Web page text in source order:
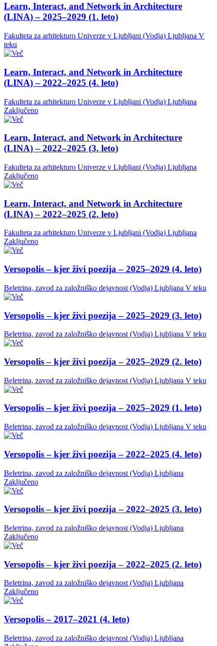
Learn, Interact, and Network in Architecture
(LINA) – 2025–2029 (1. leto)
Fakulteta za arhitekturo Univerze v Ljubljani (Vodja) Ljubljana V
teku
Learn, Interact, and Network in Architecture
(LINA) – 2022–2025 (4. leto)
Fakulteta za arhitekturo Univerze v Ljubljani (Vodja) Ljubljana
Zaključeno
Learn, Interact, and Network in Architecture
(LINA) – 2022–2025 (3. leto)
Fakulteta za arhitekturo Univerze v Ljubljani (Vodja) Ljubljana
Zaključeno
Learn, Interact, and Network in Architecture
(LINA) – 2022–2025 (2. leto)
Fakulteta za arhitekturo Univerze v Ljubljani (Vodja) Ljubljana
Zaključeno
Versopolis – kjer živi poezija – 2025–2029 (4. leto)
Beletrina, zavod za založniško dejavnost (Vodja) Ljubljana V teku
Versopolis – kjer živi poezija – 2025–2029 (3. leto)
Beletrina, zavod za založniško dejavnost (Vodja) Ljubljana V teku
Versopolis – kjer živi poezija – 2025–2029 (2. leto)
Beletrina, zavod za založniško dejavnost (Vodja) Ljubljana V teku
Versopolis – kjer živi poezija – 2025–2029 (1. leto)
Beletrina, zavod za založniško dejavnost (Vodja) Ljubljana V teku
Versopolis – kjer živi poezija – 2022–2025 (4. leto)
Beletrina, zavod za založniško dejavnost (Vodja) Ljubljana
Zaključeno
Versopolis – kjer živi poezija – 2022–2025 (3. leto)
Beletrina, zavod za založniško dejavnost (Vodja) Ljubljana
Zaključeno
Versopolis – kjer živi poezija – 2022–2025 (2. leto)
Beletrina, zavod za založniško dejavnost (Vodja) Ljubljana
Zaključeno
Versopolis – 2017–2021 (4. leto)
Beletrina, zavod za založniško dejavnost (Vodja) Ljubljana